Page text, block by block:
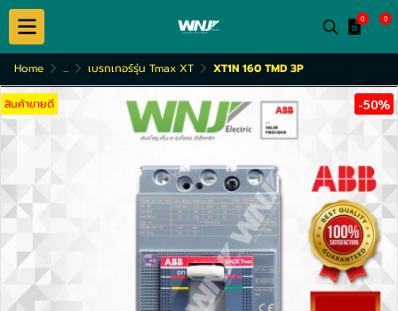
0 0
Home ... เบรกเกอร์รุ่น Tmax XT XT1N 160 TMD 3P
สินค้าขายดี -50%